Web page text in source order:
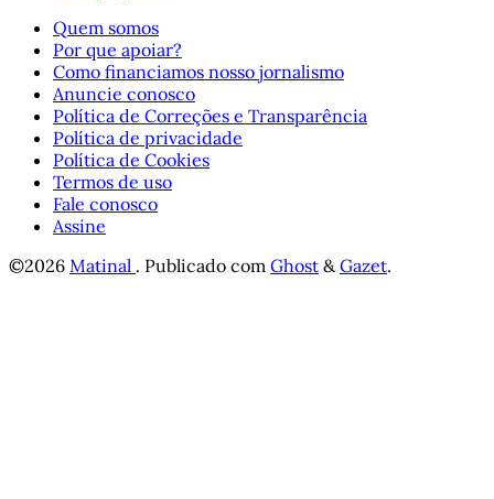
Quem somos
Por que apoiar?
Como financiamos nosso jornalismo
Anuncie conosco
Política de Correções e Transparência
Política de privacidade
Política de Cookies
Termos de uso
Fale conosco
Assine
©2026 Matinal . Publicado com Ghost &Gazet.